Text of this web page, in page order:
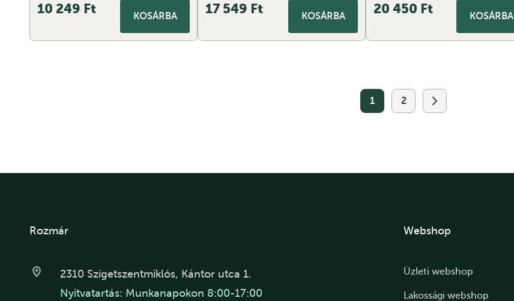
10 249 Ft KOSÁRBA 17 549 Ft KOSÁRBA 20 450 Ft KOSÁRBA
1 2
Rozmár
2310 Szigetszentmiklós, Kántor utca 1.
Nyitvatartás: Munkanapokon 8:00-17:00
Webshop
Üzleti webshop
Lakossági webshop